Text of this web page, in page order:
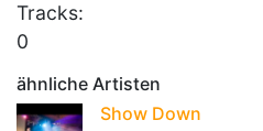
Tracks:
0
ähnliche Artisten
Show Down